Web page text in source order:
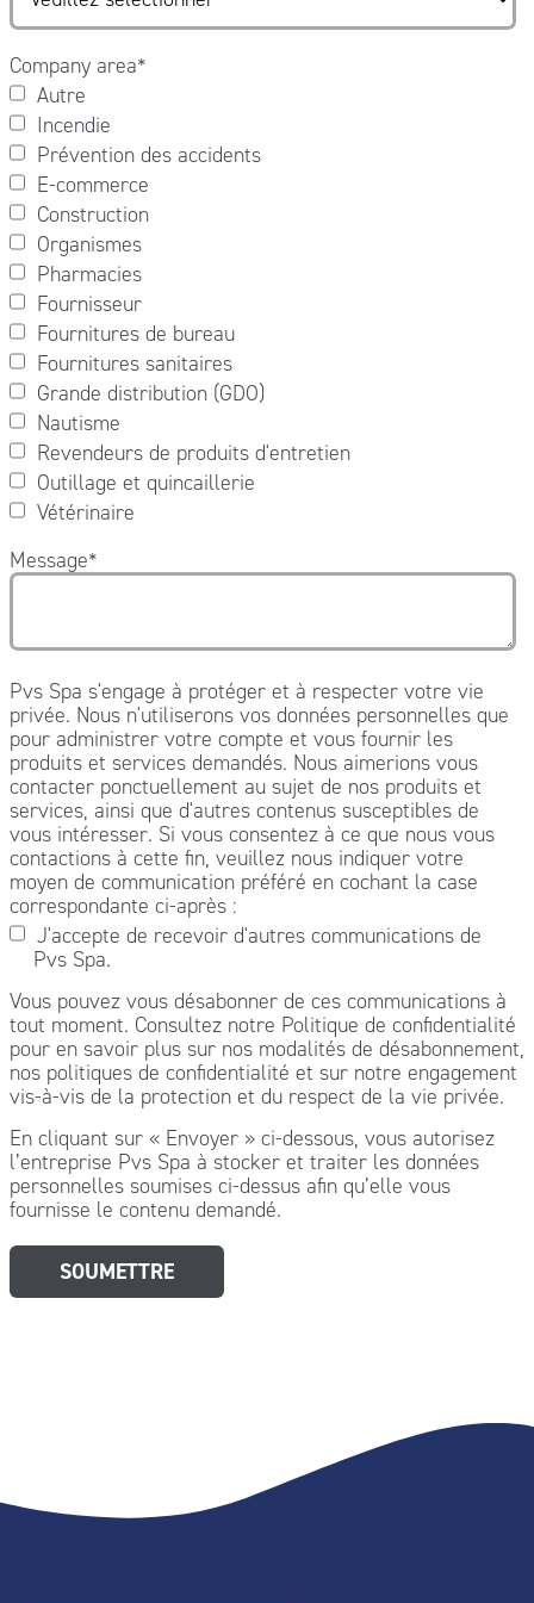
Company area*
Autre
Incendie
Prévention des accidents
E-commerce
Construction
Organismes
Pharmacies
Fournisseur
Fournitures de bureau
Fournitures sanitaires
Grande distribution (GDO)
Nautisme
Revendeurs de produits d'entretien
Outillage et quincaillerie
Vétérinaire
Message*
Pvs Spa s'engage à protéger et à respecter votre vie
privée. Nous n'utiliserons vos données personnelles que
pour administrer votre compte et vous fournir les
produits et services demandés. Nous aimerions vous
contacter ponctuellement au sujet de nos produits et
services, ainsi que d'autres contenus susceptibles de
vous intéresser. Si vous consentez à ce que nous vous
contactions à cette fin, veuillez nous indiquer votre
moyen de communication préféré en cochant la case
correspondante ci-après :
J'accepte de recevoir d'autres communications de
Pvs Spa.
Vous pouvez vous désabonner de ces communications à
tout moment. Consultez notre Politique de confidentialité
pour en savoir plus sur nos modalités de désabonnement,
nos politiques de confidentialité et sur notre engagement
vis-à-vis de la protection et du respect de la vie privée.
En cliquant sur « Envoyer » ci-dessous, vous autorisez
l’entreprise Pvs Spa à stocker et traiter les données
personnelles soumises ci-dessus afin qu’elle vous
fournisse le contenu demandé.